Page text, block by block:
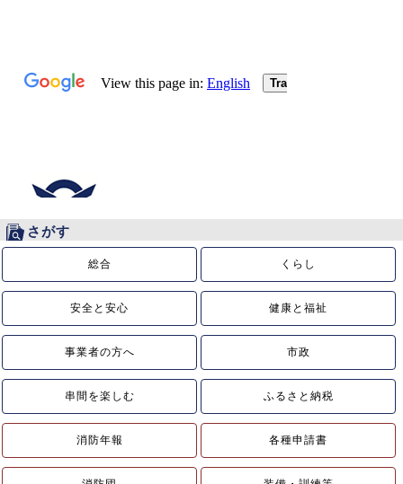
さがす
総合 くらし
安全と安心 健康と福祉
事業者の方へ 市政
串間を楽しむ ふるさと納税
消防年報 各種申請書